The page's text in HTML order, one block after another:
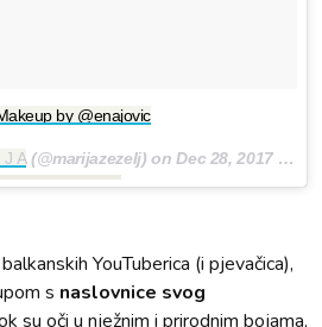
by @enajovic
J A(@marijazezelj) onDec 28, 2017 at 12:01pm PST
YouTuberica (i pjevačica),
s naslovnice svog
su oči u nježnim i prirodnim bojama,